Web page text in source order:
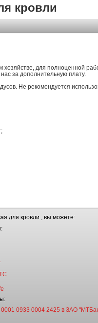
кровли
для полноценной
за дополнительную плату.
Не рекомендуется
для кровли , вы можете:
0001 0933 0004 2425 в ЗАО